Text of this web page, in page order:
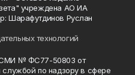
учреждена АО ИА
Шарафутдинов Руслан
технологий
СМИ № ФС77-50803 от
службой по надзору в сфере